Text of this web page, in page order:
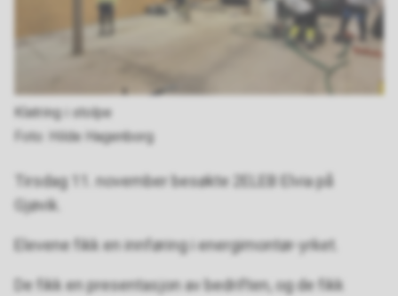
Klatring i stolpe
Hilde Hagenborg
Tirsdag 11. november besøkte 2ELEB Elvia på
Gjøvik.
Elevene fikk en innføring i energimontør-yrket.
De fikk en presentasjon av bedriften, og de fikk